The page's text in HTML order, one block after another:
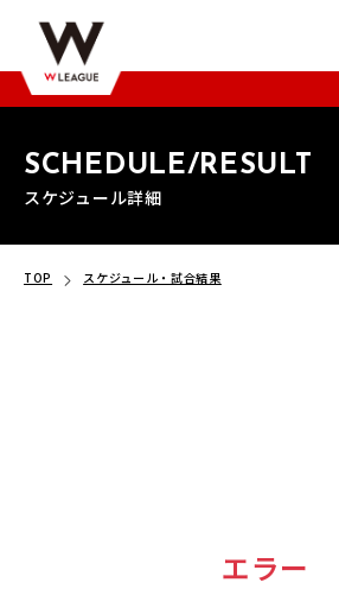
SCHEDULE/RESULT
スケジュール詳細
TOP スケジュール・試合結果
エラー